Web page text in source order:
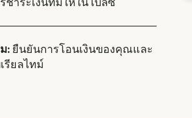
ชำระเงินที่มีให้ใน เบลีซ
: ยืนยันการโอนเงินของคุณและ
รียลไทม์